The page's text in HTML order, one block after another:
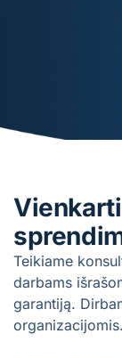
Teikiame
darbams
garantiją.
organizacijomis.